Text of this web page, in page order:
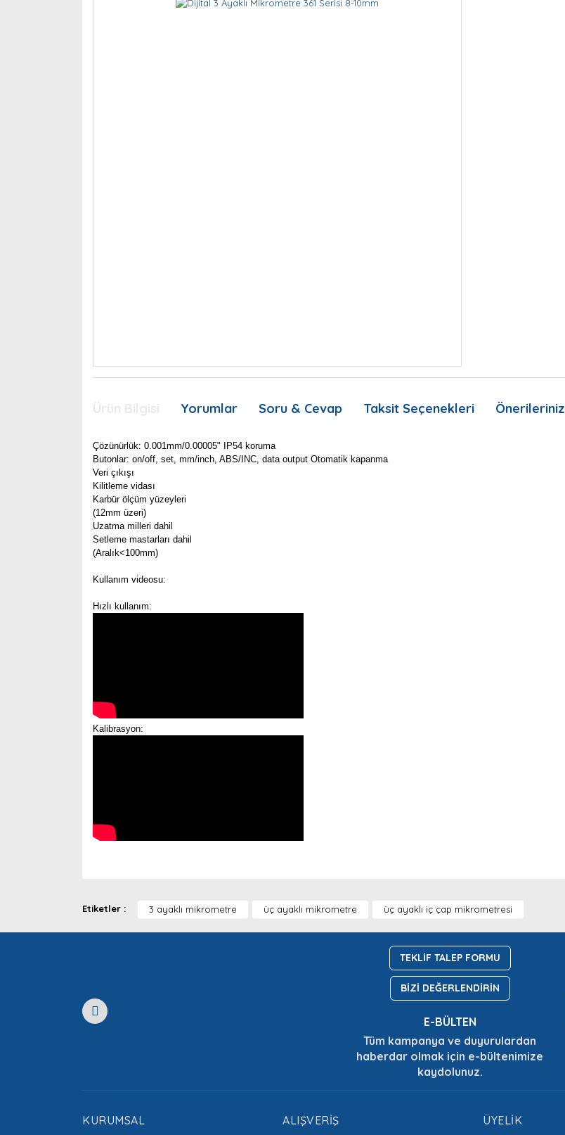
Yorumlar Soru & Cevap Taksit Seçenekleri Önerileriniz
Çözünürlük: 0.001mm/0.00005" IP54 koruma
Butonlar: on/off, set, mm/inch, ABS/INC, data output Otomatik kapanma
Veri çıkışı
Kilitleme vidası
Karbür ölçüm yüzeyleri
(12mm üzeri)
Uzatma milleri dahil
Setleme mastarları dahil
(Aralık<100mm)
Kullanım videosu:
Hızlı kullanım:
Kalibrasyon:
Etiketler : 3 ayaklı mikrometre üç ayaklı mikrometre üç ayaklı iç çap mikrometresi
TEKLİF TALEP FORMU
BİZİ DEĞERLENDİRİN
E-BÜLTEN
Tüm kampanya ve duyurulardan
haberdar olmak için e-bültenimize
kaydolunuz.
KURUMSAL ALIŞVERİŞ ÜYELİK